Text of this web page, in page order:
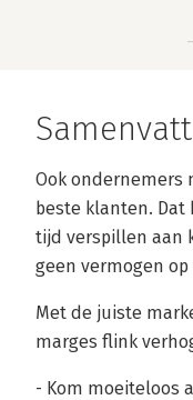
Ook ondernemers
beste klanten. Dat
tijd verspillen aan
geen vermogen
Met de juiste
marges flink
- Kom moeiteloos